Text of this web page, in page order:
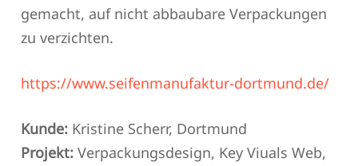
gemacht, auf nicht abbaubare Verpackungen
zu verzichten.
https://www.seifenmanufaktur-dortmund.de/
Kunde:Kristine Scherr, Dortmund
Projekt:Verpackungsdesign, Key Viuals Web,